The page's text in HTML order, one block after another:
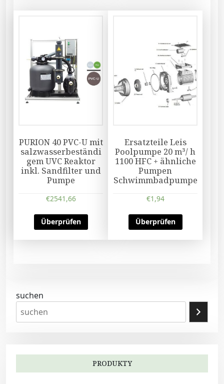
PURION 40 PVC-U mit
salzwasserbeständi
gem UVC Reaktor
inkl. Sandfilter und
Pumpe
€2541,66
Überprüfen
Ersatzteile Leis
Poolpumpe 20 m³/ h
1100 HFC + ähnliche
Pumpen
Schwimmbadpumpe
€1,94
Überprüfen
suchen
PRODUKTY